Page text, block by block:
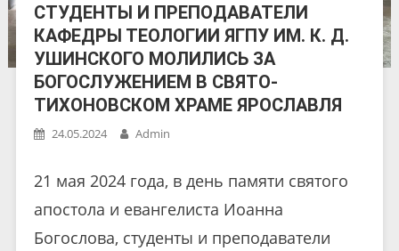
СТУДЕНТЫ И ПРЕПОДАВАТЕЛИ
КАФЕДРЫ ТЕОЛОГИИ ЯГПУ ИМ. К. Д.
УШИНСКОГО МОЛИЛИСЬ ЗА
БОГОСЛУЖЕНИЕМ В СВЯТО-
ТИХОНОВСКОМ ХРАМЕ ЯРОСЛАВЛЯ
24.05.2024 Admin
21 мая 2024 года, в день памяти святого
апостола и евангелиста Иоанна
Богослова, студенты и преподаватели